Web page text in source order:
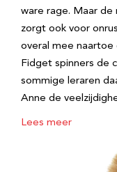
ware rage. Maar de
zorgt ook voor
overal mee
Fidget spinners de
sommige leraren
Anne de
Lees meer